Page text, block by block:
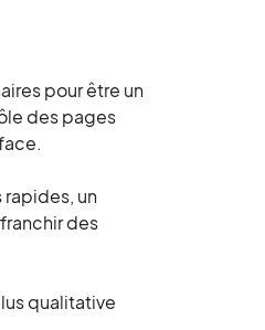
pour être un
des pages
un
des
qualitative